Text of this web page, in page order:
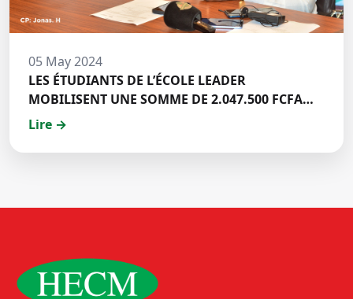
05 May 2024
LES ÉTUDIANTS DE L’ÉCOLE LEADER
MOBILISENT UNE SOMME DE 2.047.500 FCFA
POUR LE FONDS ZÉRO PALU:DISCOURS DE M.
DE HECM
Lire →